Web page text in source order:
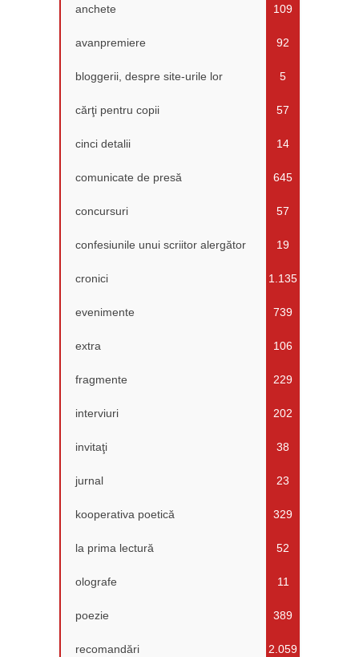
anchete 109
avanpremiere 92
bloggerii, despre site-urile lor 5
cărţi pentru copii 57
cinci detalii 14
comunicate de presă 645
concursuri 57
confesiunile unui scriitor alergător 19
cronici 1.135
evenimente 739
extra 106
fragmente 229
interviuri 202
invitaţi 38
jurnal 23
kooperativa poetică 329
la prima lectură 52
olografe 11
poezie 389
recomandări 2.059